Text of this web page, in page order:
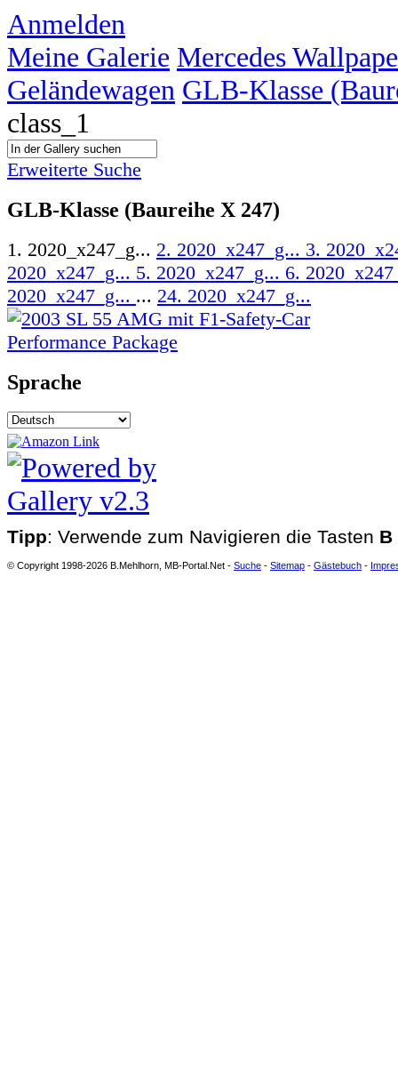
Anmelden
Meine Galerie Mercedes
Geländewagen GLB-Klasse
class_1
Erweiterte Suche
GLB-Klasse (Baureihe X 247)
1. 2020_x247_g... 2. 2020_x247_g... 3.
2020_x247_g... 5. 2020_x247_g... 6.
2020_x247_g... ... 24. 2020_x247_g...
Sprache
Tipp: Verwende zum Navigieren die Tasten B
© Copyright 1998-2026 B.Mehlhorn, MB-Portal.Net - Suche - Sitemap - Gästebuch -